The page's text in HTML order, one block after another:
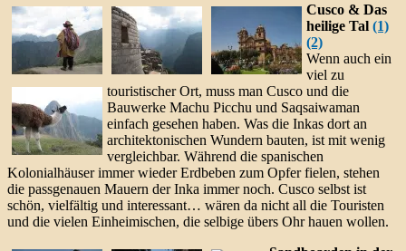
Cusco & Das
heilige Tal (1)
(2)
Wenn auch ein
viel zu
touristischer Ort, muss man Cusco und die
Bauwerke Machu Picchu und Saqsaiwaman
einfach gesehen haben. Was die Inkas dort an
architektonischen Wundern bauten, ist mit wenig
vergleichbar. Während die spanischen
Kolonialhäuser immer wieder Erdbeben zum Opfer fielen, stehen
die passgenauen Mauern der Inka immer noch. Cusco selbst ist
schön, vielfältig und interessant… wären da nicht all die Touristen
und die vielen Einheimischen, die selbige übers Ohr hauen wollen.